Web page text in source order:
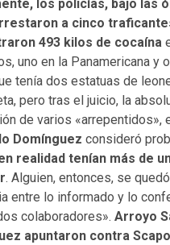
los policías, bajo las
a cinco
493 kilos de cocaína
uno en la Panamericana y
tenía dos estatuas de
pero tras el juicio, la
de varios «arrepentidos»,
Domínguez consideró
realidad tenían más de
. Alguien, entonces, se
entre lo informado y lo
colaboradores». Arroyo
apuntaron contra